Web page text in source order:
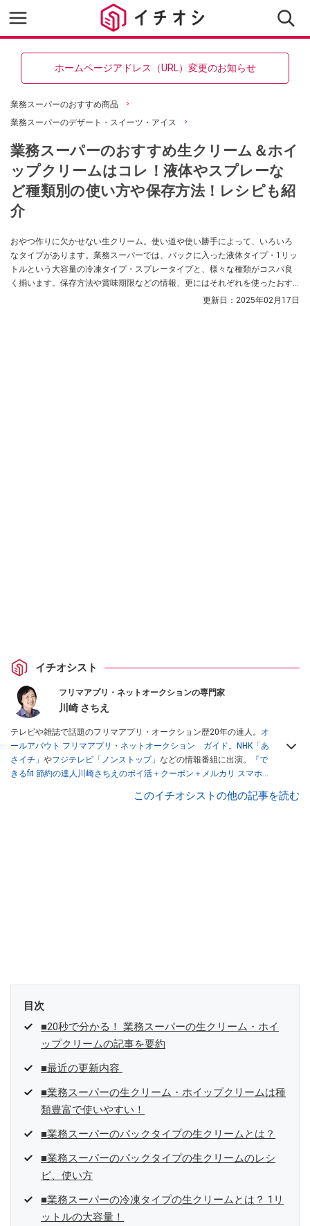
ホームページアドレス（URL）変更のお知らせ
業務スーパーのおすすめ商品
業務スーパーのデザート・スイーツ・アイス
業務スーパーのおすすめ生クリーム＆ホイ
ップクリームはコレ！液体やスプレーな
ど種類別の使い方や保存方法！レシピも紹
介
おやつ作りに欠かせない生クリーム。使い道や使い勝手によって、いろいろ
なタイプがあります。業務スーパーでは、パックに入った液体タイプ・1リッ
トルという大容量の冷凍タイプ・スプレータイプと、様々な種類がコスパ良
く揃います。保存方法や賞味期限などの情報、更にはそれぞれを使ったおす
更新日： 2025年02月17日
イチオシスト
フリマアプリ・ネットオークションの専門家
川崎 さちえ
テレビや雑誌で話題のフリマアプリ・オークション歴20年の達人。 オ
ールアバウト フリマアプリ・ネットオークション ガイド。
NHK「あ
さイチ」 やフジテレビ「ノンストップ」 などの情報番組に出演。
『で
きるfit 節約の達人川崎さちえのポイ活＋クーポン＋メルカリ スマホで
スマホ1つでスキマ時間に効率的に稼ぐ！』（翔泳社刊） ほか著書多
このイチオシストの他の記事を読む
目次
■20秒で分かる！ 業務スーパーの生クリーム・ホイ
ップクリームの記事を要約
■最近の更新内容
■業務スーパーの生クリーム・ホイップクリームは種
類豊富で使いやすい！
■業務スーパーのパックタイプの生クリームとは？
■業務スーパーのパックタイプの生クリームのレシ
ピ、使い方
■業務スーパーの冷凍タイプの生クリームとは？ 1リ
ットルの大容量！